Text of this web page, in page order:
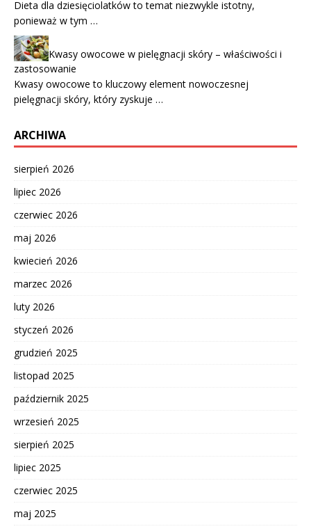
Dieta dla dziesięciolatków to temat niezwykle istotny,
ponieważ w tym …
Kwasy owocowe w pielęgnacji skóry – właściwości i
zastosowanie
Kwasy owocowe to kluczowy element nowoczesnej
pielęgnacji skóry, który zyskuje …
ARCHIWA
sierpień 2026
lipiec 2026
czerwiec 2026
maj 2026
kwiecień 2026
marzec 2026
luty 2026
styczeń 2026
grudzień 2025
listopad 2025
październik 2025
wrzesień 2025
sierpień 2025
lipiec 2025
czerwiec 2025
maj 2025